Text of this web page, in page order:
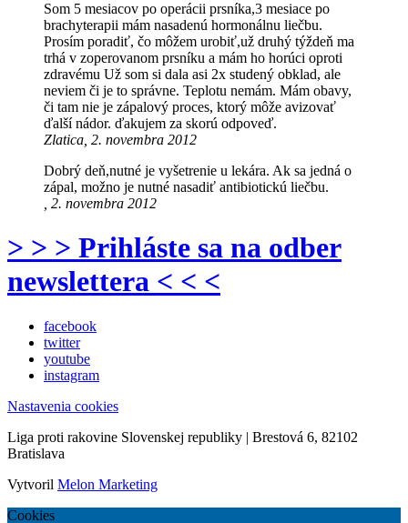
Som 5 mesiacov po operácii prsníka,3 mesiace po
brachyterapii mám nasadenú hormonálnu liečbu.
Prosím poradiť, čo môžem urobiť,už druhý týždeň ma
trhá v zoperovanom prsníku a mám ho horúci oproti
zdravému Už som si dala asi 2x studený obklad, ale
neviem či je to správne. Teplotu nemám. Mám obavy,
či tam nie je zápalový proces, ktorý môže avizovať
ďalší nádor. ďakujem za skorú odpoveď.
Zlatica, 2. novembra 2012
Dobrý deň,nutné je vyšetrenie u lekára. Ak sa jedná o
zápal, možno je nutné nasadiť antibiotickú liečbu.
, 2. novembra 2012
> > > Prihláste sa na odber
newslettera < < <
facebook
twitter
youtube
instagram
Nastavenia cookies
Liga proti rakovine Slovenskej republiky | Brestová 6, 82102
Bratislava
Vytvoril Melon Marketing
Cookies